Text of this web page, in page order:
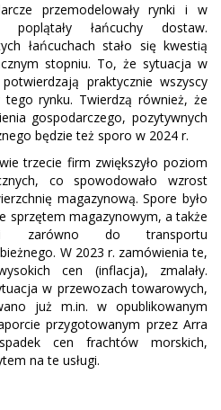
przemodelowały rynki i w
łańcuchy dostaw.
łańcuchach stało się kwestią
stopniu. To, że sytuacja w
praktycznie wszyscy
rynku. Twierdzą również, że
gospodarczego, pozytywnych
będzie też sporo w 2024 r.
trzecie firm zwiększyło poziom
co spowodowało wzrost
magazynową. Spore było
sprzętem magazynowym, a także
zarówno do transportu
W 2023 r. zamówienia te,
cen (inflacja), zmalały.
w przewozach towarowych,
już m.in. w opublikowanym
przygotowanym przez Arra
cen frachtów morskich,
na te usługi.